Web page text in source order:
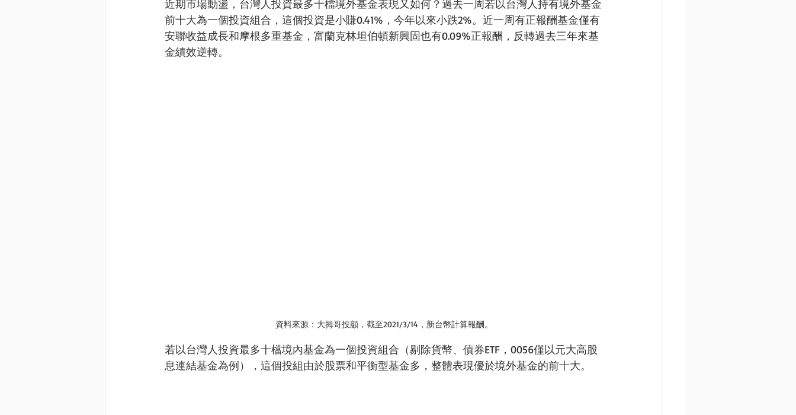
近期市場動盪，台灣人投資最多十檔境外基金表現又如何？過去一周若以台灣人持有境外基金
前十大為一個投資組合，這個投資是小賺0.41%，今年以來小跌2%。近一周有正報酬基金僅有
安聯收益成長和摩根多重基金，富蘭克林坦伯頓新興固也有0.09%正報酬，反轉過去三年來基
金績效逆轉。
資料來源：大拇哥投顧，截至2021/3/14，新台幣計算報酬。
若以台灣人投資最多十檔境內基金為一個投資組合（剔除貨幣、債券ETF，0056僅以元大高股
息連結基金為例），這個投組由於股票和平衡型基金多，整體表現優於境外基金的前十大。